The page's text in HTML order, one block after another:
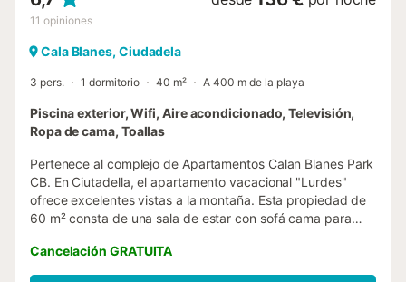
11 opiniones
Cala Blanes, Ciudadela
3 pers. 1 dormitorio 40 m² A 400 m de la playa
Piscina exterior, Wifi, Aire acondicionado, Televisión,
Ropa de cama, Toallas
Pertenece al complejo de Apartamentos Calan Blanes Park
CB. En Ciutadella, el apartamento vacacional "Lurdes"
ofrece excelentes vistas a la montaña. Esta propiedad de
60 m² consta de una sala de estar con sofá cama para
dormitorio y 1 baño, por lo que puede alojar hasta 3
personas. Los servicios adicionales incluyen televisión, aire
Cancelación GRATUITA